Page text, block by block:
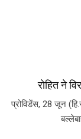
रोहित ने
प्रोविडेंस, 28 जून